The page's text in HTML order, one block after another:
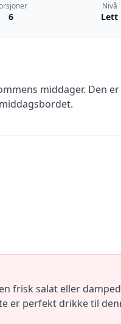
6
Nivå
Lett
middager. Den er
frisk salat eller
er perfekt drikke til